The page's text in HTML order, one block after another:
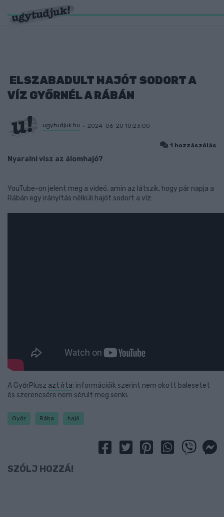
ELSZABADULT HAJÓT SODORT A
VÍZ GYŐRNÉL A RÁBÁN
ugytudjuk.hu 2024-06-20 10:23:00
1 hozzászólás
Nyaralni visz az álomhajó?
YouTube-on jelent meg a videó, amin az látszik, hogy pár napja a
Rábán egy irányítás nélküli hajót sodort a víz:
A GyőrPlusz azt írta: információik szerint nem okott balesetet
és szerencsére nem sérült meg senki.
Győr Rába hajó
SZÓLJ HOZZÁ!